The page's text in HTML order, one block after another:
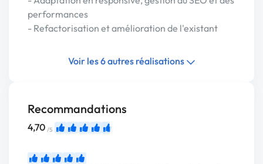
performances
- Refactorisation et amélioration de l'existant
Voir les 6 autres réalisations
Recommandations
4,70 /5